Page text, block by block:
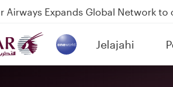
Airways Expands Global Network to
flying between Doha and
2026: Updates on Travelling with
2026: Qatar Airways flight
Jelajahi
(active)